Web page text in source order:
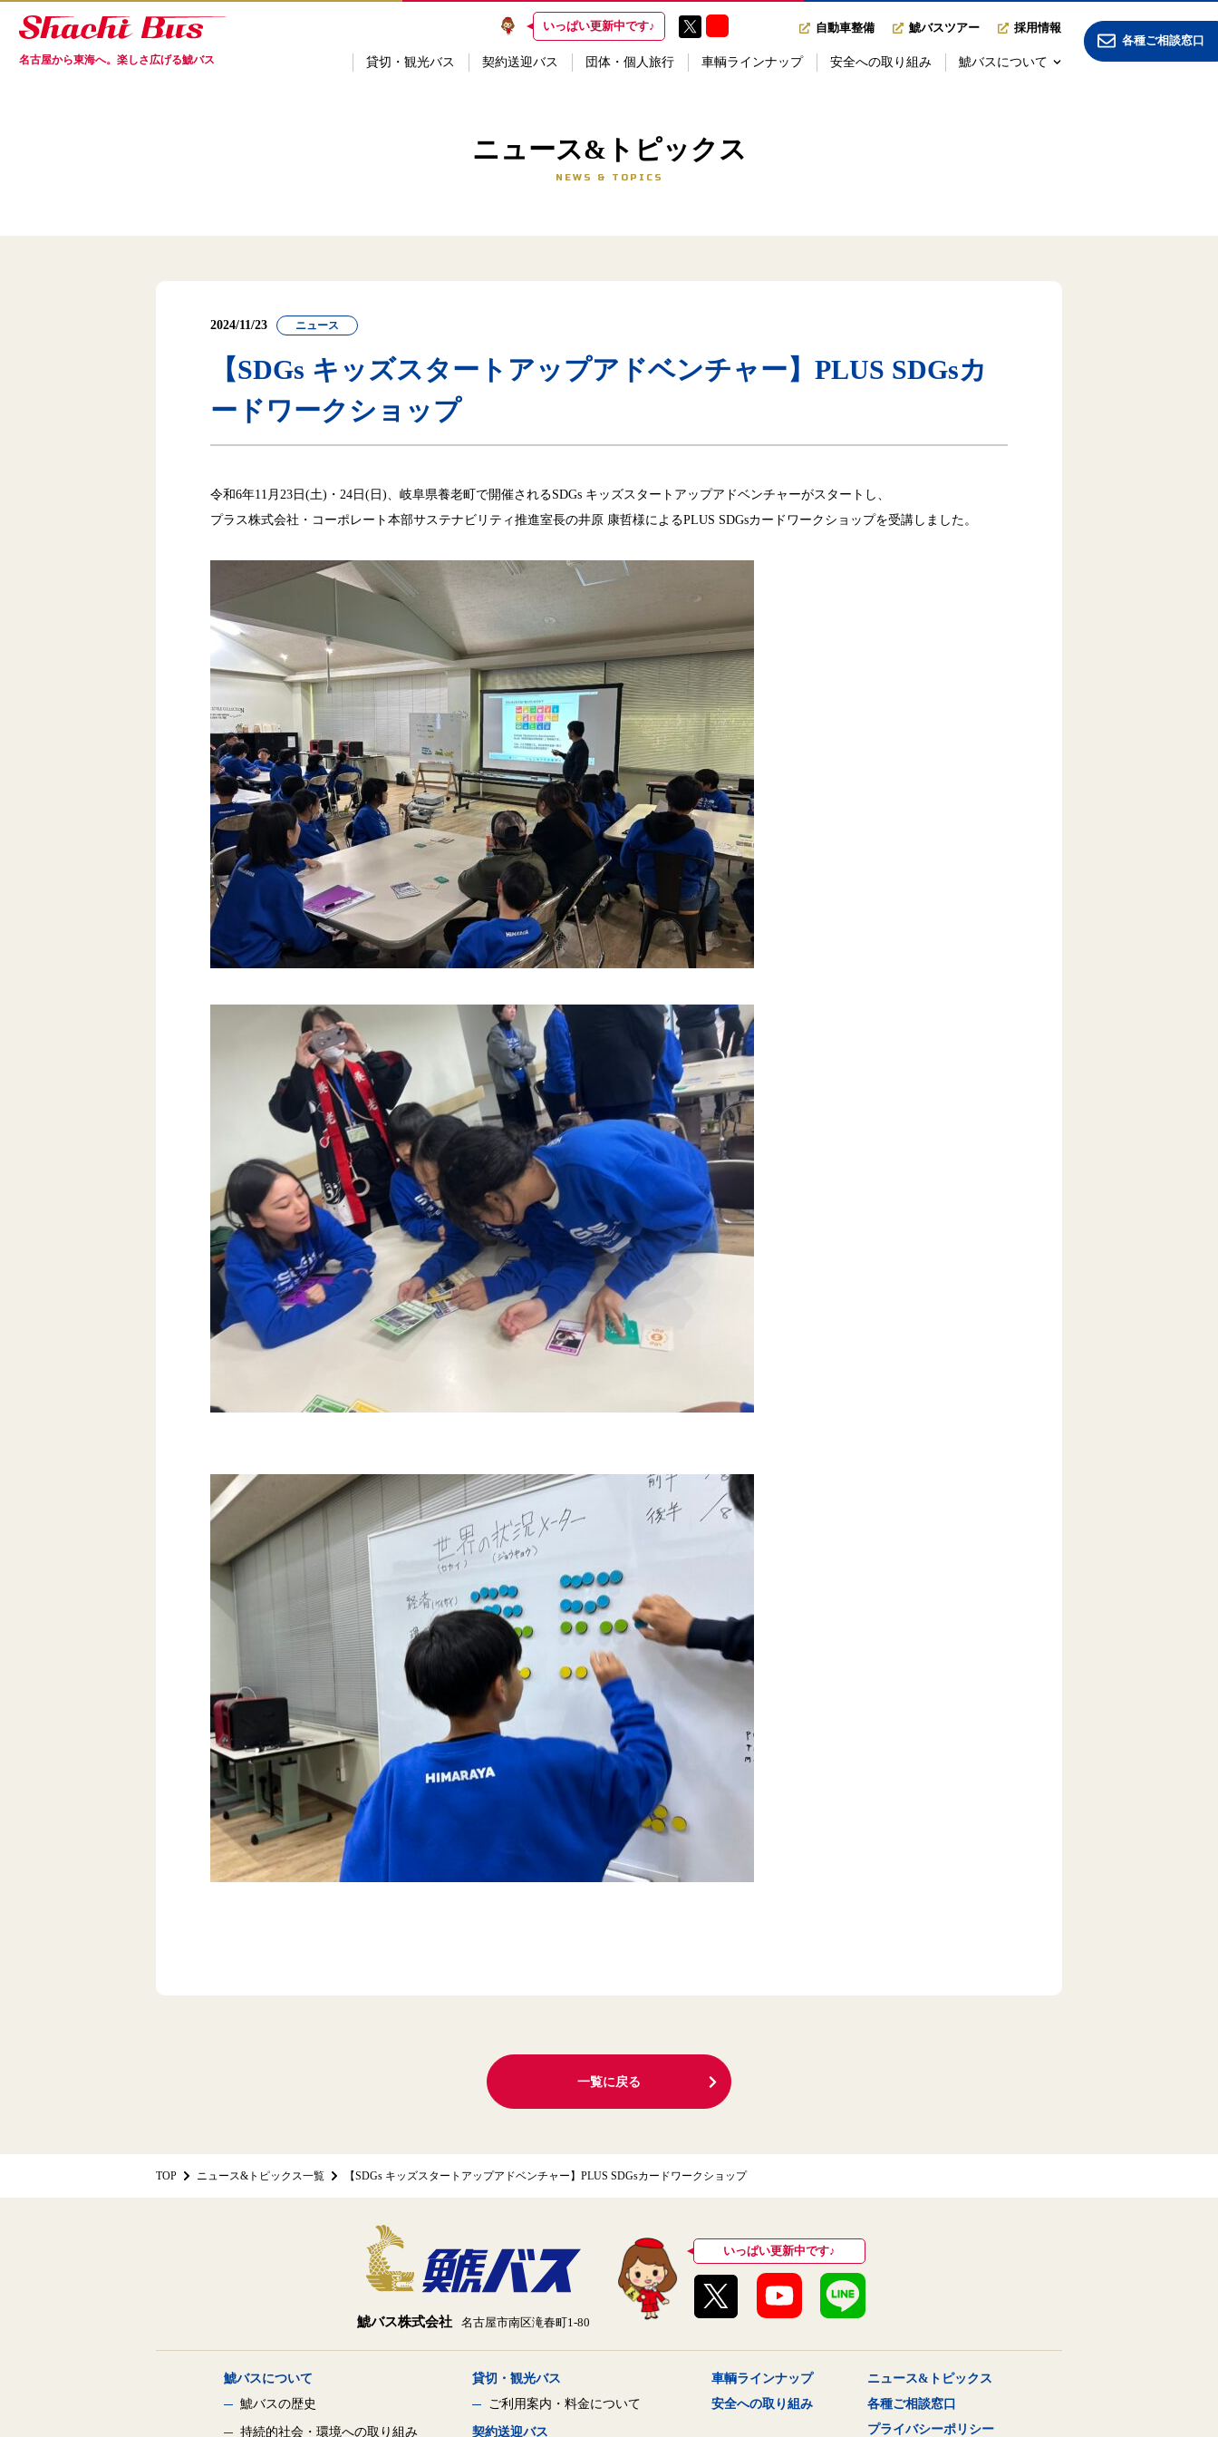
名古屋から東海へ。楽しさ広げる鯱バス
いっぱい更新中です♪ 自動車整備 鯱バスツアー 採用情報
貸切・観光バス 契約送迎バス 団体・個人旅行 車輌ラインナップ 安全への取り組み 鯱バスについて
各種ご相談窓口
ニュース&トピックス
NEWS & TOPICS
2024/11/23 ニュース
【SDGs キッズスタートアップアドベンチャー】PLUS SDGsカ
ードワークショップ
令和6年11月23日(土)・24日(日)、岐阜県養老町で開催されるSDGs キッズスタートアップアドベンチャーがスタートし、
プラス株式会社・コーポレート本部サステナビリティ推進室長の井原 康哲様によるPLUS SDGsカードワークショップを受講しました。
一覧に戻る
TOP ニュース&トピックス一覧 【SDGs キッズスタートアップアドベンチャー】PLUS SDGsカードワークショップ
鯱バス株式会社 名古屋市南区滝春町1-80
いっぱい更新中です♪
鯱バスについて
鯱バスの歴史
持続的社会・環境への取り組み
貸切・観光バス
ご利用案内・料金について
契約送迎バス
車輌ラインナップ
安全への取り組み
ニュース&トピックス
各種ご相談窓口
プライバシーポリシー